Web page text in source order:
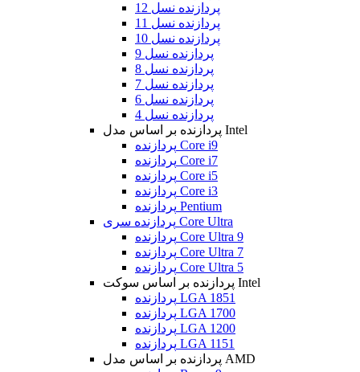
پردازنده نسل 12
پردازنده نسل 11
پردازنده نسل 10
پردازنده نسل 9
پردازنده نسل 8
پردازنده نسل 7
پردازنده نسل 6
پردازنده نسل 4
پردازنده بر اساس مدل Intel
پردازنده Core i9
پردازنده Core i7
پردازنده Core i5
پردازنده Core i3
پردازنده Pentium
پردازنده سری Core Ultra
پردازنده Core Ultra 9
پردازنده Core Ultra 7
پردازنده Core Ultra 5
پردازنده بر اساس سوکت Intel
پردازنده LGA 1851
پردازنده LGA 1700
پردازنده LGA 1200
پردازنده LGA 1151
پردازنده بر اساس مدل AMD